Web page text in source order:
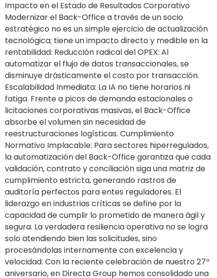
Impacto en el Estado de Resultados Corporativo
Modernizar el Back-Office a través de un socio
estratégico no es un simple ejercicio de actualización
tecnológica; tiene un impacto directo y medible en la
rentabilidad: Reducción radical del OPEX: Al
automatizar el flujo de datos transaccionales, se
disminuye drásticamente el costo por transacción.
Escalabilidad Inmediata: La IA no tiene horarios ni
fatiga. Frente a picos de demanda estacionales o
licitaciones corporativas masivas, el Back-Office
absorbe el volumen sin necesidad de
reestructuraciones logísticas. Cumplimiento
Normativo Implacable: Para sectores hiperregulados,
la automatización del Back-Office garantiza que cada
validación, contrato y conciliación siga una matriz de
cumplimiento estricta, generando rastros de
auditoría perfectos para entes reguladores. El
liderazgo en industrias críticas se define por la
capacidad de cumplir lo prometido de manera ágil y
segura. La verdadera resiliencia operativa no se logra
solo atendiendo bien las solicitudes, sino
procesándolas internamente con excelencia y
velocidad. Con la reciente celebración de nuestro 27º
aniversario, en Directa Group hemos consolidado una